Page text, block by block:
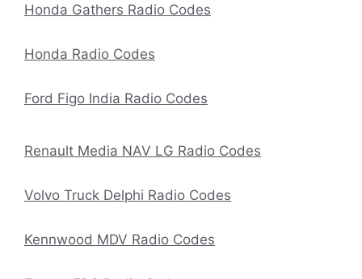
Honda Gathers Radio Codes
Honda Radio Codes
Ford Figo India Radio Codes
Renault Media NAV LG Radio Codes
Volvo Truck Delphi Radio Codes
Kennwood MDV Radio Codes